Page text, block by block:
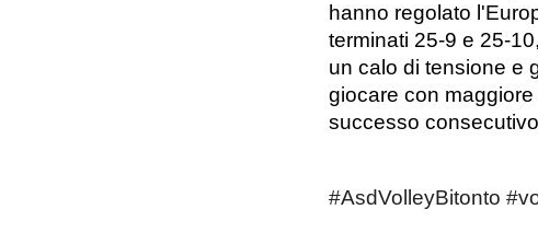
hanno regolato
terminati 25-9 e 25-
un calo di tensione e
giocare con
successo
#AsdVolleyBitonto